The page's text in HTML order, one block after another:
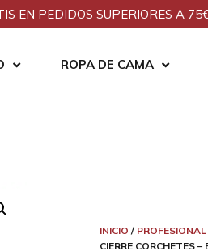
EN PEDIDOS SUPERIORES A
ROPA DE CAMA
INICIO / PROFESIONAL
CIERRE CORCHETES